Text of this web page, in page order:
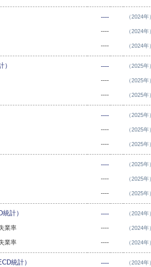
---- （2024年）
---- （2024年）
---- （2024年）
---- （2025年）
---- （2025年）
---- （2025年）
---- （2025年）
---- （2025年）
---- （2025年）
---- （2025年）
---- （2025年）
---- （2025年）
計） ---- （2024年）
業率 ---- （2024年）
業率 ---- （2024年）
統計） ---- （2024年）